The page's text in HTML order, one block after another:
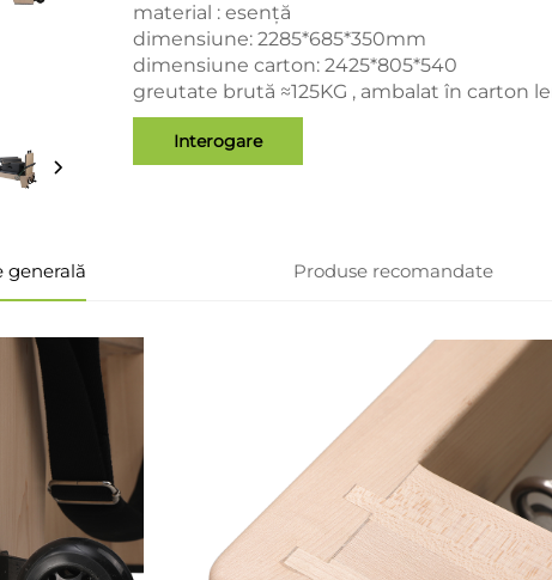
material : esență
dimensiune: 2285*685*350mm
dimensiune carton: 2425*805*540
greutate brută ≈125KG , ambalat în carton
Interogare
generală Produse recomandate